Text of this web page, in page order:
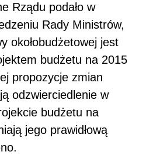
Rządu podało w
Rady Ministrów,
okołobudżetowej jest
budżetu na 2015
propozycje zmian
odzwierciedlenie w
budżetu na
jego prawidłową